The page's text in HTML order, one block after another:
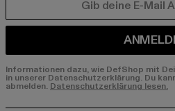
Informationen dazu, wie DefShop mit
in unserer Datenschutzerklärung. Du
abmelden. Datenschutzerklärung lesen.